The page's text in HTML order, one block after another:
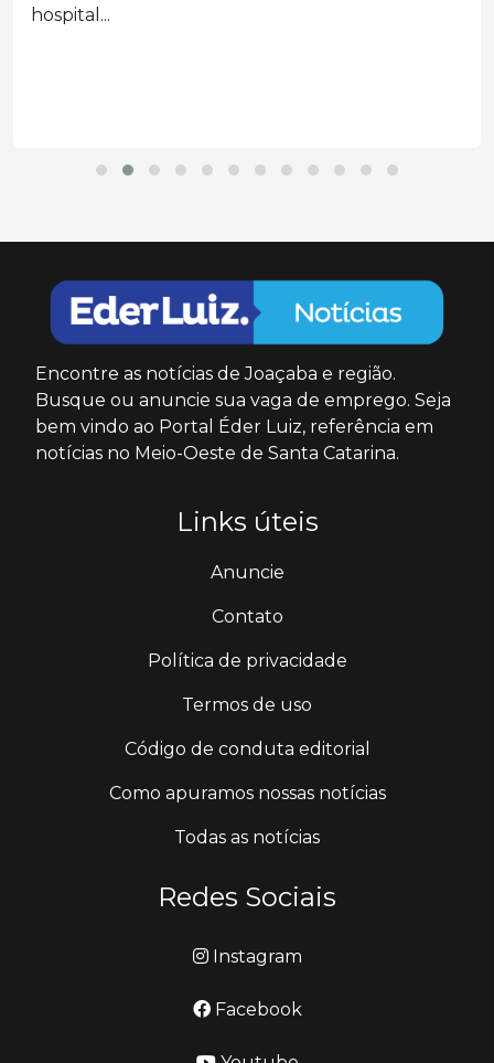
hospital...
Encontre as notícias de Joaçaba e região.
Busque ou anuncie sua vaga de emprego. Seja
bem vindo ao Portal Éder Luiz, referência em
notícias no Meio-Oeste de Santa Catarina.
Links úteis
Anuncie
Contato
Política de privacidade
Termos de uso
Código de conduta editorial
Como apuramos nossas notícias
Todas as notícias
Redes Sociais
Instagram
Facebook